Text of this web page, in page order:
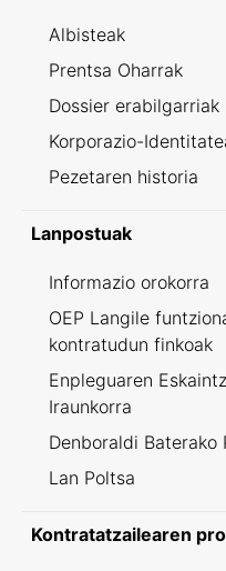
Albisteak
Prentsa Oharrak
Dossier erabilgarriak
Korporazio-
Pezetaren historia
Lanpostuak
Informazio orokorra
OEP Langile
kontratudun finkoak
Enpleguaren
Iraunkorra
Denboraldi Baterako
Lan Poltsa
Kontratatzailearen